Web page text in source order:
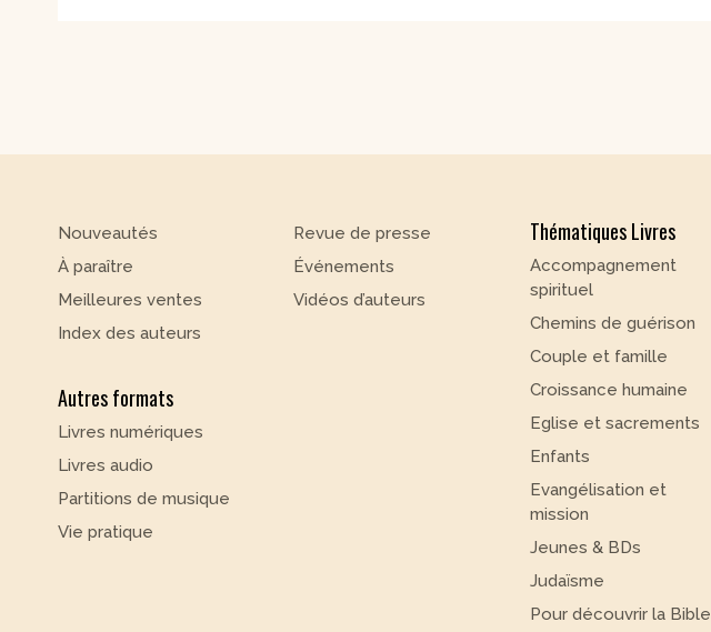
Nouveautés
À paraître
Meilleures ventes
Index des auteurs
Autres formats
Livres numériques
Livres audio
Partitions de musique
Vie pratique
Revue de presse
Événements
Vidéos d’auteurs
Thématiques Livres
Accompagnement
spirituel
Chemins de guérison
Couple et famille
Croissance humaine
Eglise et sacrements
Enfants
Evangélisation et
mission
Jeunes & BDs
Judaïsme
Pour découvrir la Bible